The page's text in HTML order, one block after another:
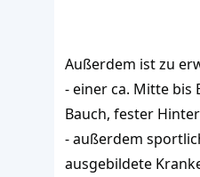
Außerdem ist zu
- einer ca. Mitte bis
Bauch, fester
- außerdem
ausgebildete